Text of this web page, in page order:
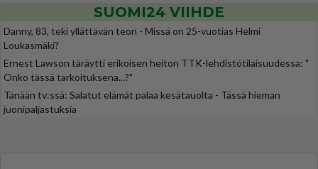
SUOMI24 VIIHDE
Danny, 83, teki yllättävän teon - Missä on 25-vuotias Helmi
Loukasmäki?
Ernest Lawson täräytti erikoisen heiton TTK-lehdistötilaisuudessa: "
Onko tässä tarkoituksena...?"
Tänään tv:ssä: Salatut elämät palaa kesätauolta - Tässä hieman
juonipaljastuksia